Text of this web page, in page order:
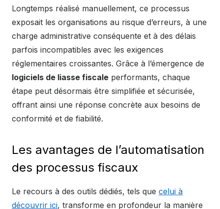
Longtemps réalisé manuellement, ce processus
exposait les organisations au risque d’erreurs, à une
charge administrative conséquente et à des délais
parfois incompatibles avec les exigences
réglementaires croissantes. Grâce à l’émergence de
logiciels de liasse fiscale performants, chaque
étape peut désormais être simplifiée et sécurisée,
offrant ainsi une réponse concrète aux besoins de
conformité et de fiabilité.
Les avantages de l’automatisation
des processus fiscaux
Le recours à des outils dédiés, tels que celui à
découvrir ici, transforme en profondeur la manière